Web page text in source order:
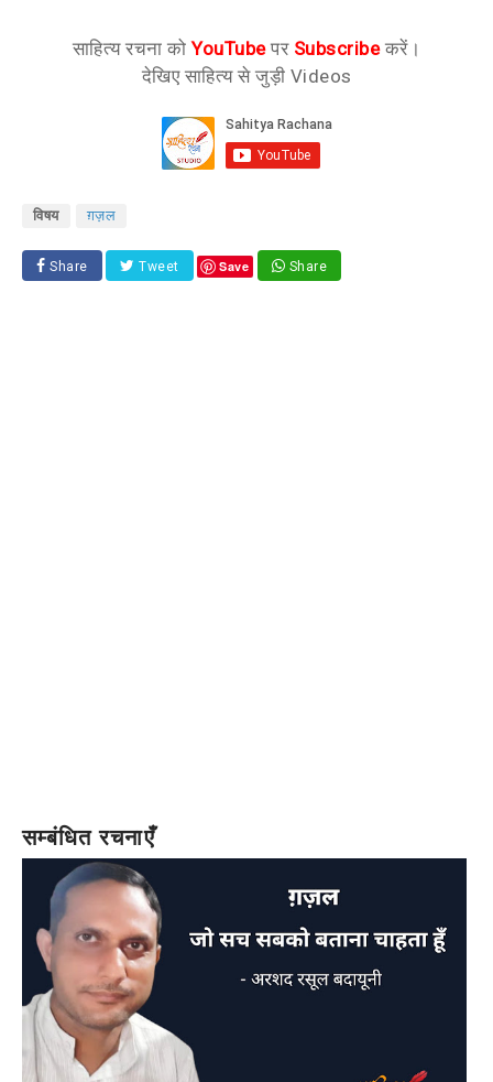
साहित्य रचना कोYouTubeपर Subscribeकरें।
देखिए साहित्य से जुड़ी Videos
विषय ग़ज़ल
Share Tweet Save Share
सम्बंधित रचनाएँ